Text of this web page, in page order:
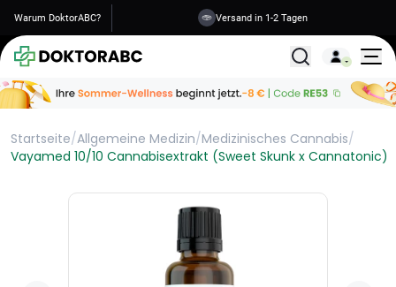
Warum DoktorABC? Versand in 1-2 Tagen
Alle
Startseite/Allgemeine Medizin/Medizinisches Cannabis/
Vayamed 10/10 Cannabisextrakt (Sweet Skunk x Cannatonic)